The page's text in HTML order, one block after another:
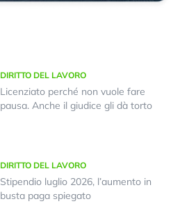
DIRITTO DEL LAVORO
Licenziato perché non vuole fare
pausa. Anche il giudice gli dà torto
DIRITTO DEL LAVORO
Stipendio luglio 2026, l’aumento in
busta paga spiegato